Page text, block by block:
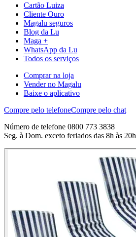
Cartão Luiza
Cliente Ouro
Magalu seguros
Blog da Lu
Maga +
WhatsApp da Lu
Todos os serviços
Comprar na loja
Vender no Magalu
Baixe o aplicativo
Compre pelo telefoneCompre pelo chat
Número de telefone 0800 773 3838
Seg. à Dom. exceto feriados das 8h às 20h